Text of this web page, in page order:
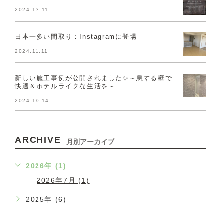
2024.12.11
日本一多い間取り：Instagramに登場
2024.11.11
新しい施工事例が公開されました✨～息する壁で
快適＆ホテルライクな生活を～
2024.10.14
ARCHIVE 月別アーカイブ
2026年 (1)
2026年7月 (1)
2025年 (6)